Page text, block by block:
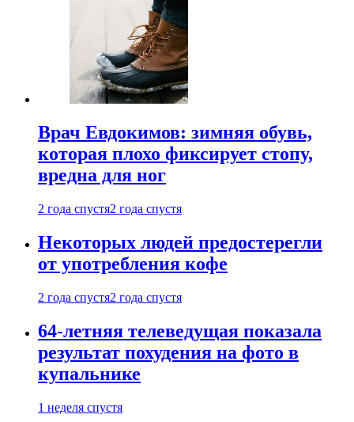
Врач Евдокимов: зимняя обувь,
которая плохо фиксирует стопу,
вредна для ног
2 года спустя2 года спустя
Некоторых людей предостерегли
от употребления кофе
2 года спустя2 года спустя
64-летняя телеведущая показала
результат похудения на фото в
купальнике
1 неделя спустя